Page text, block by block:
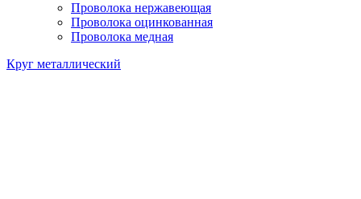
Проволока нержавеющая
Проволока оцинкованная
Проволока медная
Круг металлический